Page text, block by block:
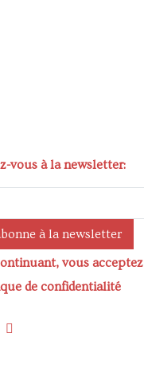
vous à la newsletter:
vous acceptez
de confidentialité